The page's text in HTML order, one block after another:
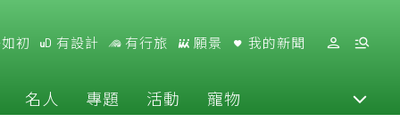
初 有設計 有行旅 願景 我的新聞
名人 專題 活動 寵物